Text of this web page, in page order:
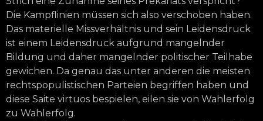
Die Kampflinien müssen sich also verschoben haben.
Das materielle Missverhältnis und sein Leidensdruck
ist einem Leidensdruck aufgrund mangelnder
Bildung und daher mangelnder politischer Teilhabe
gewichen. Da genau das unter anderen die meisten
rechtspopulistischen Parteien begriffen haben und
diese Saite virtuos bespielen, eilen sie von Wahlerfolg
zu Wahlerfolg.